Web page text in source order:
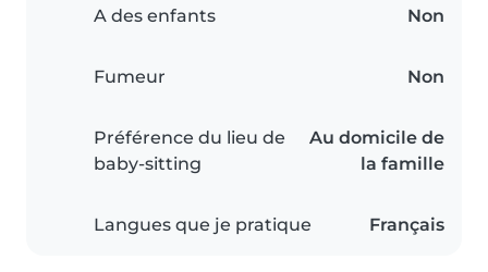
A des enfants Non
Fumeur Non
Préférence du lieu de
baby-sitting
Au domicile de
la famille
Langues que je pratique Français